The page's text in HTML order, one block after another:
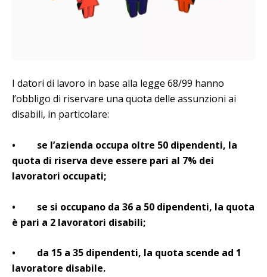
I datori di lavoro in base alla legge 68/99 hanno
l’obbligo di riservare una quota delle assunzioni ai
disabili, in particolare:
• se l’azienda occupa oltre 50 dipendenti, la
quota di riserva deve essere pari al 7% dei
lavoratori occupati;
• se si occupano da 36 a 50 dipendenti, la quota
è pari a 2 lavoratori disabili;
• da 15 a 35 dipendenti, la quota scende ad 1
lavoratore disabile.